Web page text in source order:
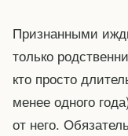
Признанными
только
кто просто
менее одного
от него.